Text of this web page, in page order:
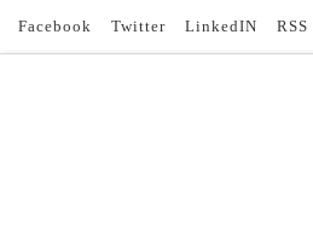
Zum Inhalt springen
Facebook Twitter LinkedIN RSS